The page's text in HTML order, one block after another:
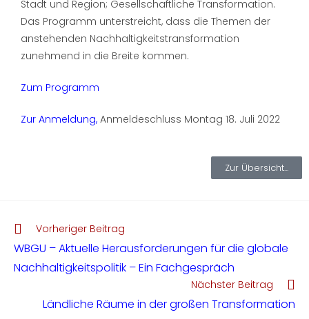
Stadt und Region; Gesellschaftliche Transformation.
Das Programm unterstreicht, dass die Themen der
anstehenden Nachhaltigkeitstransformation
zunehmend in die Breite kommen.
Zum Programm
Zur Anmeldung, Anmeldeschluss Montag 18. Juli 2022
Zur Übersicht...
Vorheriger Beitrag
WBGU – Aktuelle Herausforderungen für die globale
Nachhaltigkeitspolitik – Ein Fachgespräch
Nächster Beitrag
Ländliche Räume in der großen Transformation